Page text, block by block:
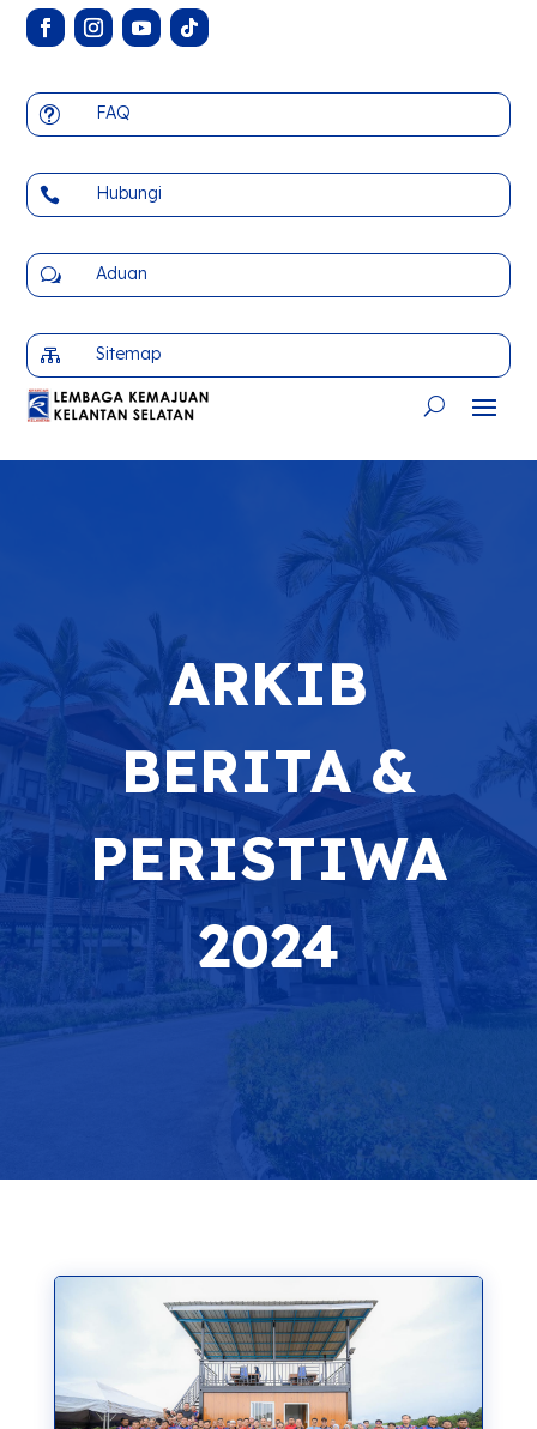
t FAQ
 Hubungi
w Aduan
 Sitemap
ARKIB
BERITA &
PERISTIWA
2024